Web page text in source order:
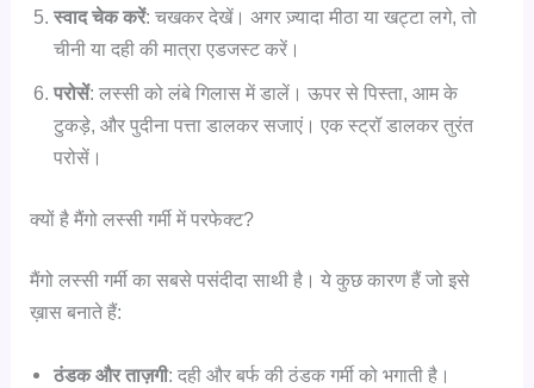
स्वाद चेक करें: चखकर देखें। अगर ज़्यादा मीठा या खट्टा लगे, तो
चीनी या दही की मात्रा एडजस्ट करें।
परोसें: लस्सी को लंबे गिलास में डालें। ऊपर से पिस्ता, आम के
टुकड़े, और पुदीना पत्ता डालकर सजाएं। एक स्ट्रॉ डालकर तुरंत
परोसें।
क्यों है मैंगो लस्सी गर्मी में परफेक्ट?
मैंगो लस्सी गर्मी का सबसे पसंदीदा साथी है। ये कुछ कारण हैं जो इसे
ख़ास बनाते हैं:
ठंडक और ताज़गी: दही और बर्फ की ठंडक गर्मी को भगाती है।